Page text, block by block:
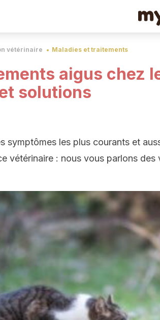
vétérinaire Maladies et traitements
aigus chez
solutions
symptômes les plus courants et
vétérinaire : nous vous parlons des